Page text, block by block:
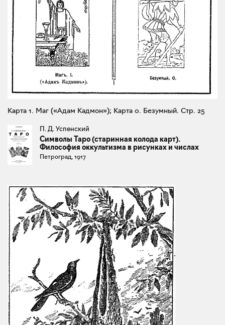
Карта 1. Маг («Адам Кадмон»); Карта 0. Безумный. Стр. 25
П. Д. Успенский
Символы Таро (старинная колода карт).
Философия оккультизма в рисунках и числах
Петроград, 1917